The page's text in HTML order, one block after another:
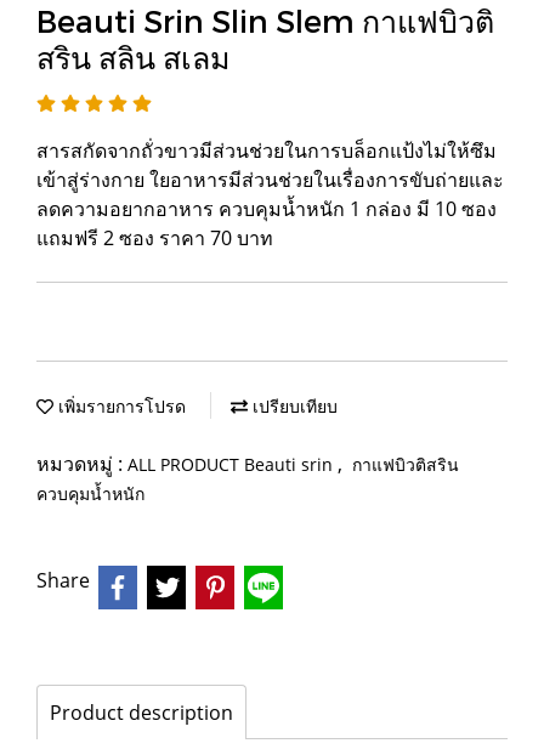
Beauti Srin Slin Slem กาแฟบิวติ
สริน สลิน สเลม
สารสกัดจากถั่วขาวมีส่วนช่วยในการบล็อกแป้งไม่ให้ซึม
เข้าสู่ร่างกาย ใยอาหารมีส่วนช่วยในเรื่องการขับถ่ายและ
ลดความอยากอาหาร ควบคุมน้ำหนัก 1 กล่อง มี 10 ซอง
แถมฟรี 2 ซอง ราคา 70 บาท
เพิ่มรายการโปรด เปรียบเทียบ
หมวดหมู่ : ALL PRODUCT Beauti srin , กาแฟบิวติสริน
ควบคุมน้ำหนัก
Share
Product description